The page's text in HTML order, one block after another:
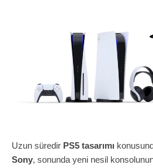
Uzun süredir PS5 tasarımı
Sony, sonunda yeni nesil